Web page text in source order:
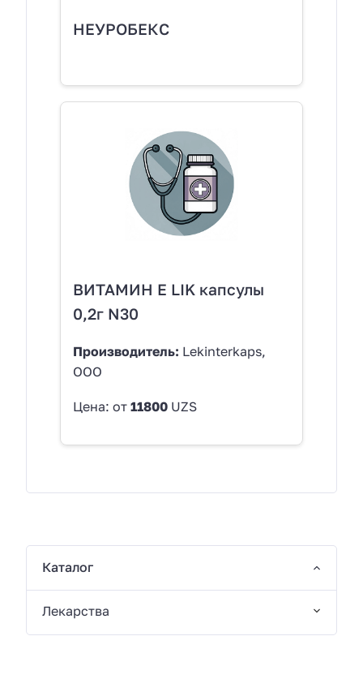
НЕУРОБЕКС
ВИТАМИН E LIK капсулы
0,2г N30
Производитель: Lekinterkaps,
ООО
Цена: от 11800 UZS
Каталог
Лекарства